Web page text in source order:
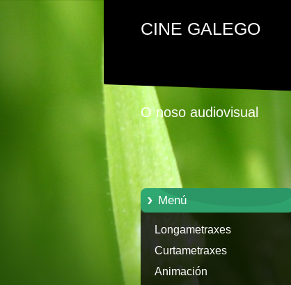
CINE GALEGO
O noso audiovisual
Menú
Longametraxes
Curtametraxes
Animación